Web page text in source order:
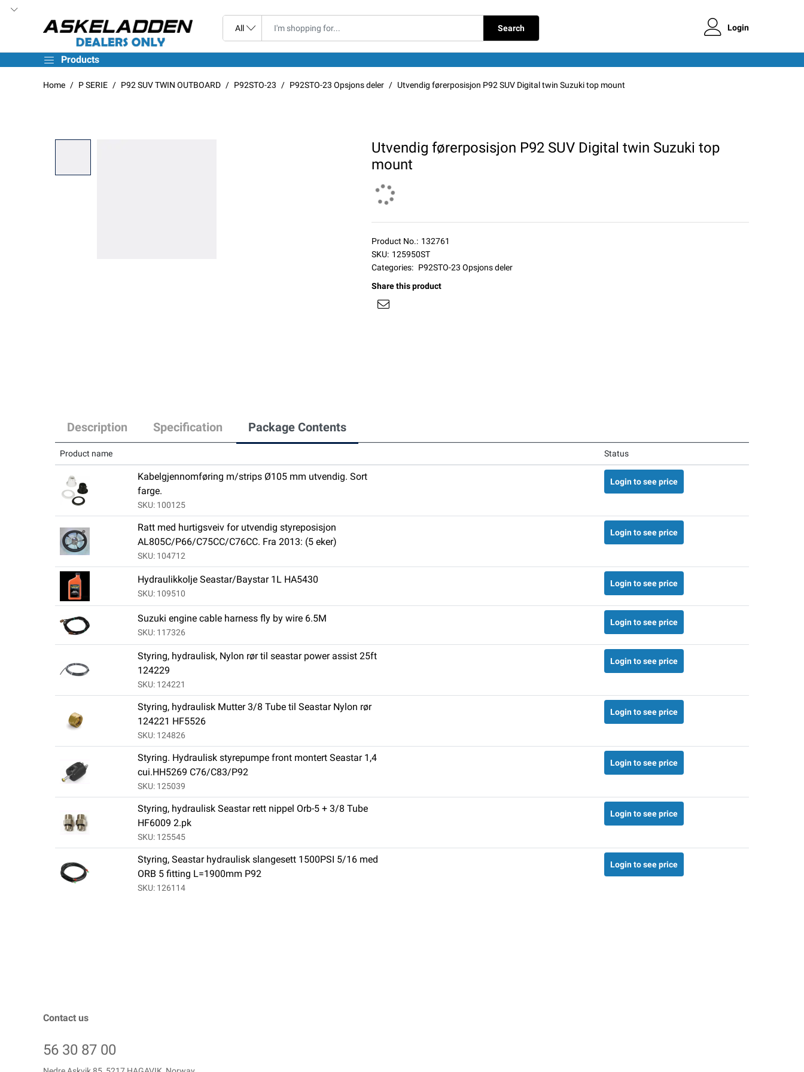
Search Login
Products
Home P SERIE P92 SUV TWIN OUTBOARD P92STO-23 P92STO-23 Opsjons deler Utvendig førerposisjon P92 SUV Digital twin Suzuki top mount
Utvendig førerposisjon P92 SUV Digital twin Suzuki top
mount
Product No.: 132761
SKU: 125950ST
Categories: P92STO-23 Opsjons deler
Share this product
Description Specification Package Contents
Product name Status
Kabelgjennomføring m/strips Ø105 mm utvendig. Sort
farge.
SKU: 100125
Login to see price
Ratt med hurtigsveiv for utvendig styreposisjon
AL805C/P66/C75CC/C76CC. Fra 2013: (5 eker)
SKU: 104712
Login to see price
Hydraulikkolje Seastar/Baystar 1L HA5430
SKU: 109510
Login to see price
Suzuki engine cable harness fly by wire 6.5M
SKU: 117326
Login to see price
Styring, hydraulisk, Nylon rør til seastar power assist 25ft
124229
SKU: 124221
Login to see price
Styring, hydraulisk Mutter 3/8 Tube til Seastar Nylon rør
124221 HF5526
SKU: 124826
Login to see price
Styring. Hydraulisk styrepumpe front montert Seastar 1,4
cui.HH5269 C76/C83/P92
SKU: 125039
Login to see price
Styring, hydraulisk Seastar rett nippel Orb-5 + 3/8 Tube
HF6009 2.pk
SKU: 125545
Login to see price
Styring, Seastar hydraulisk slangesett 1500PSI 5/16 med
ORB 5 fitting L=1900mm P92
SKU: 126114
Login to see price
Contact us
56 30 87 00